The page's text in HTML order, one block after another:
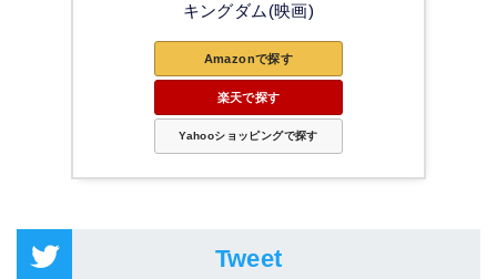
キングダム(映画)
Amazonで探す
楽天で探す
Yahooショッピングで探す
Tweet